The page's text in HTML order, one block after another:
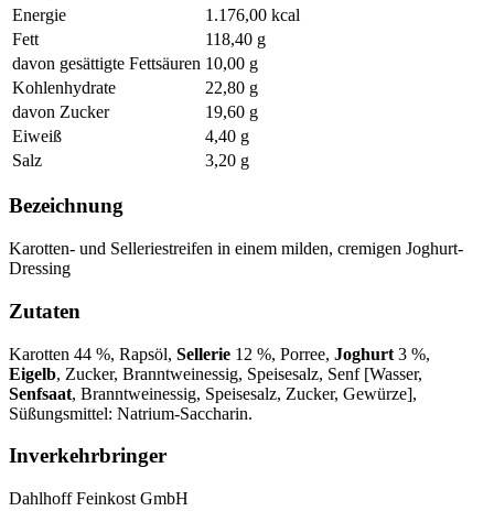
Energie
1.176,00 kcal
Fett
118,40 g
davon gesättigte Fettsäuren 10,00 g
Kohlenhydrate
22,80 g
davon Zucker
19,60 g
Eiweiß
4,40 g
Salz
3,20 g
Bezeichnung
Karotten- und Selleriestreifen in einem milden, cremigen Joghurt-
Dressing
Zutaten
Karotten 44 %, Rapsöl, Sellerie 12 %, Porree, Joghurt 3 %,
Eigelb, Zucker, Branntweinessig, Speisesalz, Senf [Wasser,
Senfsaat, Branntweinessig, Speisesalz, Zucker, Gewürze],
Süßungsmittel: Natrium-Saccharin.
Inverkehrbringer
Dahlhoff Feinkost GmbH